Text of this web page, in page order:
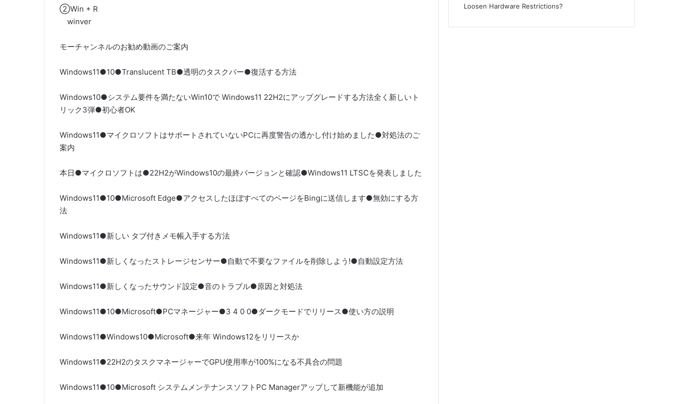
②Win + R
winver
モーチャンネルのお勧め動画のご案内
Windows11●10●Translucent TB●透明のタスクバー●復活する方法
Windows10●システム要件を満たないWin10で Windows11 22H2にアップグレードする方法全く新しいト
リック3弾●初心者OK
Windows11●マイクロソフトはサポートされていないPCに再度警告の透かし付け始めました●対処法のご
案内
本日●マイクロソフトは●22H2がWindows10の最終バージョンと確認●Windows11 LTSCを発表しました
Windows11●10●Microsoft Edge●アクセスしたほぼすべてのページをBingに送信します●無効にする方
法
Windows11●新しい タブ付きメモ帳入手する方法
Windows11●新しくなったストレージセンサー●自動で不要なファイルを削除しよう!●自動設定方法
Windows11●新しくなったサウンド設定●音のトラブル●原因と対処法
Windows11●10●Microsoft●PCマネージャー●3 4 0 0●ダークモードでリリース●使い方の説明
Windows11●Windows10●Microsoft●来年 Windows12をリリースか
Windows11●22H2のタスクマネージャーでGPU使用率が100%になる不具合の問題
Windows11●10●Microsoft システムメンテナンスソフトPC Managerアップして新機能が追加
Loosen Hardware Restrictions?